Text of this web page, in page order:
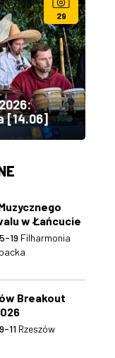
29
[14.06]
w Łańcucie
19 Filharmonia
Breakout
11 Rzeszów